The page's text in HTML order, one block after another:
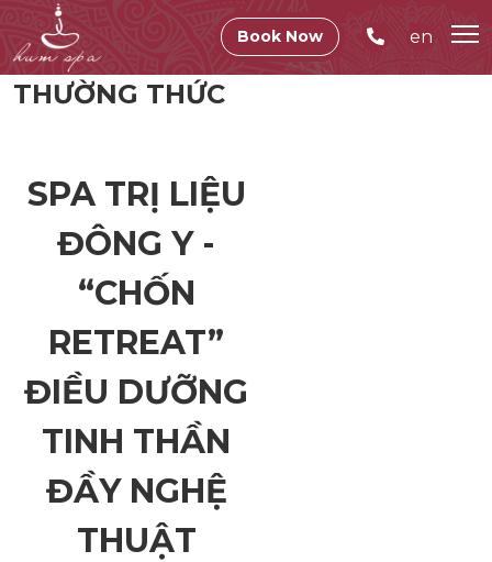
Book Now en
THƯỜNG THỨC
SPA TRỊ LIỆU
ĐÔNG Y -
“CHỐN
RETREAT”
ĐIỀU DƯỠNG
TINH THẦN
ĐẦY NGHỆ
THUẬT